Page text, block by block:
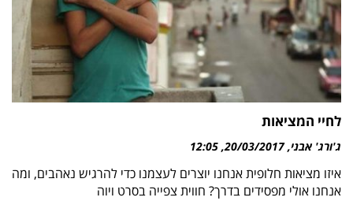
לחיי המציאות
ג'ורג' אבני 20/03/2017
12:05
איזו מציאות חלופית אנחנו יוצרים לעצמנו כדי להרגיש נאהבים, ומה
אנחנו אולי מפסידים בדרך? חווית צפייה בסרט ויוה